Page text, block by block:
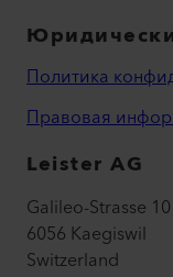
Политика
Правовая
Leister AG
Galileo-Strasse 10
6056 Kaegiswil
Switzerland